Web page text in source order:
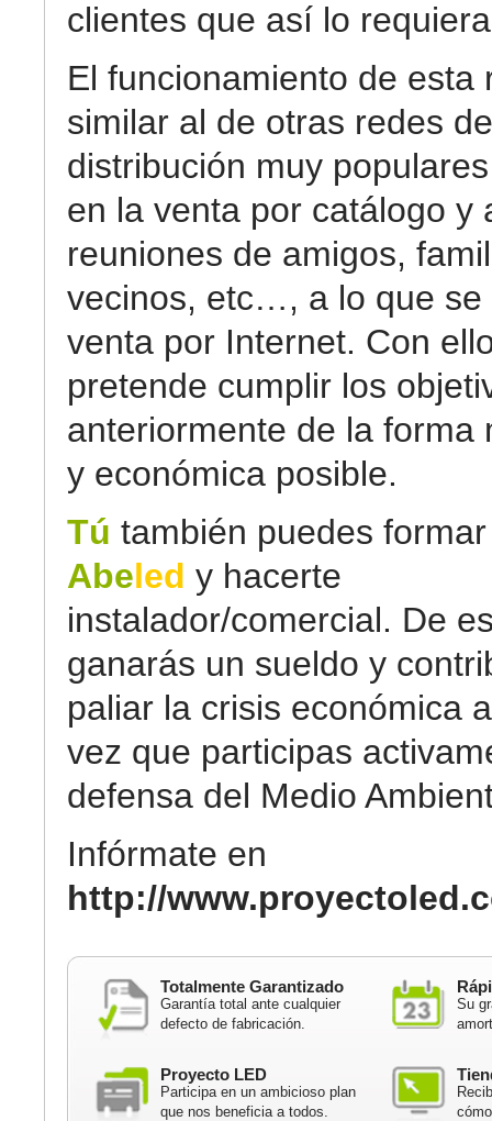
clientes que así lo
El funcionamiento de esta
similar al de otras redes de
distribución muy
en la venta por catálogo y
reuniones de amigos,
vecinos, etc…, a lo que se
venta por Internet. Con
pretende cumplir los
anteriormente de la forma
y económica posible.
Tú también puedes
Abeled y hacerte
instalador/comercial. De
ganarás un sueldo y
paliar la crisis económica
vez que participas
defensa del Medio
Infórmate en
http://
Totalmente Garantizado
Garantía total ante cualquier
defecto de fabricación.
Su
Proyecto LED
Participa en un ambicioso plan
que nos beneficia a todos.